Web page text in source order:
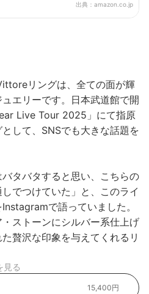
出典： amazon.co.jp
リングは、全ての面が輝
エリーです。日本武道館で開
Live Tour 2025」にて指原
して、SNSでも大きな話題を
タバタすると思い、こちらの
でつけていた」と、このライ
で語っていました。
ストーンにシルバー系仕上げ
贅沢な印象を与えてくれるリ
見る
15,400円